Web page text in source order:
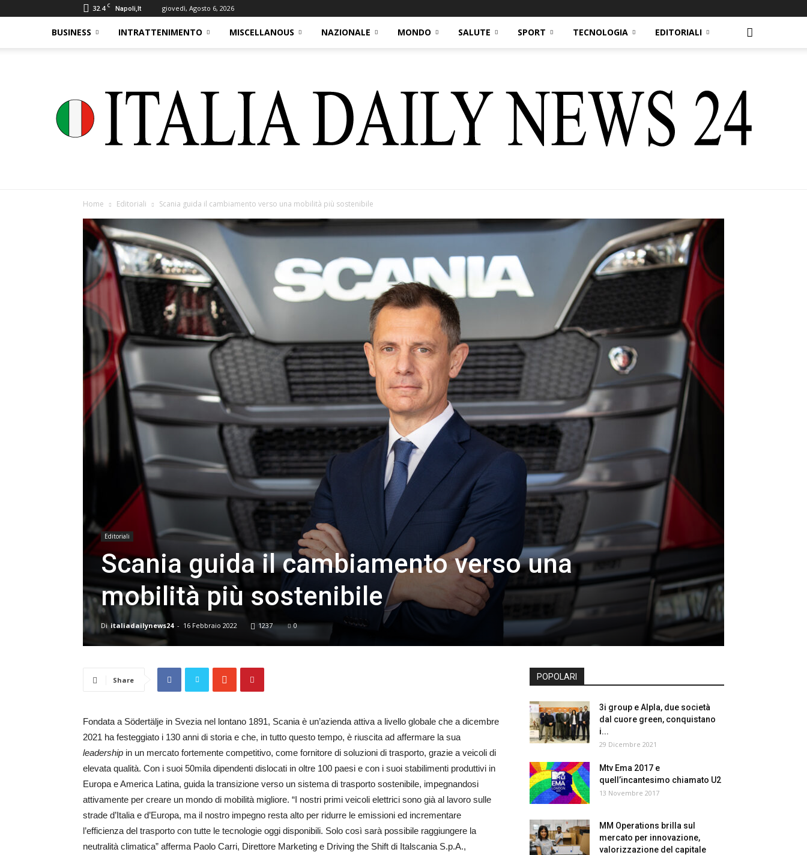
32.4 C Napoli,It giovedì, Agosto 6, 2026
BUSINESS INTRATTENIMENTO MISCELLANOUS NAZIONALE MONDO SALUTE SPORT TECNOLOGIA EDITORIALI
Italia
Daily
News
24
Home Editoriali Scania guida il cambiamento verso una mobilità più sostenibile
Editoriali
Scania guida il cambiamento verso una
mobilità più sostenibile
Di italiadailynews24 - 16 Febbraio 2022 1237 0
Share
Fondata a Södertälje in Svezia nel lontano 1891, Scania è un’azienda attiva a livello globale che a dicembre
2021 ha festeggiato i 130 anni di storia e che, in tutto questo tempo, è riuscita ad affermare la sua
leadership in un mercato fortemente competitivo, come fornitore di soluzioni di trasporto, grazie a veicoli di
elevata qualità. Con i suoi 50mila dipendenti dislocati in oltre 100 paesi e con i suoi stabilimenti produttivi in
Europa e America Latina, guida la transizione verso un sistema di trasporto sostenibile, impegnandosi
attivamente per creare un mondo di mobilità migliore. “I nostri primi veicoli elettrici sono già al lavoro sulle
strade d’Italia e d’Europa, ma il nostro impegno resta alto per ridurre le emissioni ed incrementare
l’efficienza del trasporto con tutte le tecnologie oggi disponibili. Solo così sarà possibile raggiungere la
neutralità climatica” afferma Paolo Carri, Direttore Marketing e Driving the Shift di Italscania S.p.A.,
POPOLARI
3i group e Alpla, due società
dal cuore green, conquistano
i...
29 Dicembre 2021
Mtv Ema 2017 e
quell’incantesimo chiamato U2
13 Novembre 2017
MM Operations brilla sul
mercato per innovazione,
valorizzazione del capitale